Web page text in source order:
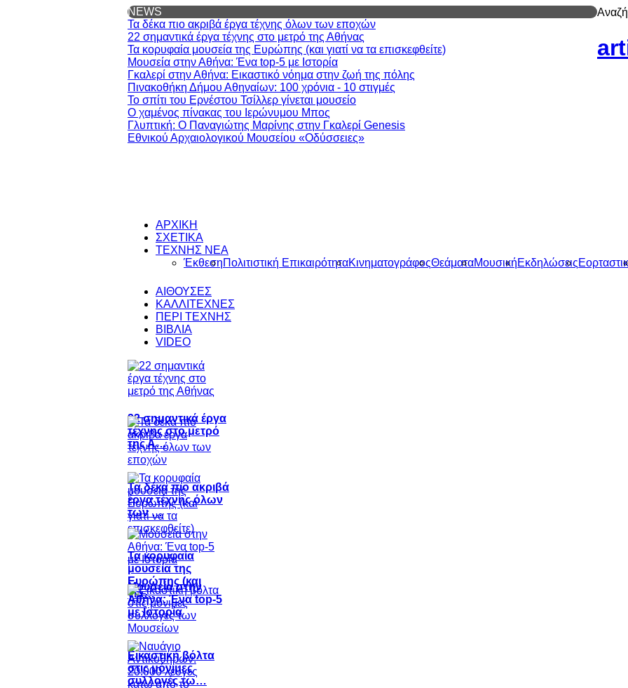
NEWS
Τα δέκα πιο ακριβά έργα τέχνης όλων των εποχών
22 σημαντικά έργα τέχνης στο μετρό της Αθήνας
Τα κορυφαία μουσεία της Ευρώπης (και γιατί να τα επισκεφθείτε)
Μουσεία στην Αθήνα: Ένα top-5 με Ιστορία
Γκαλερί στην Αθήνα: Εικαστικό νόημα στην ζωή της πόλης
Πινακοθήκη Δήμου Αθηναίων: 100 χρόνια - 10 στιγμές
Το σπίτι του Ερνέστου Τσίλλερ γίνεται μουσείο
Ο χαμένος πίνακας του Ιερώνυμου Μπος
Γλυπτική: Ο Παναγιώτης Μαρίνης στην Γκαλερί Genesis
Εθνικού Αρχαιολογικού Μουσείου «Οδύσσειες»
ΑΡΧΙΚΗ
ΣΧΕΤΙΚΑ
ΤΕΧΝΗΣ ΝΕΑ
ΈκθεσηΠολιτιστική ΕπικαιρότηταΚινηματογράφοςΘεάματαΜουσικήΕκδηλώσεις
ΑΙΘΟΥΣΕΣ
ΚΑΛΛΙΤΕΧΝΕΣ
ΠΕΡΙ ΤΕΧΝΗΣ
ΒΙΒΛΙΑ
VIDEO
22 σημαντικά έργα
τέχνης στο μετρό
της Α…
Τα δέκα πιο ακριβά
έργα τέχνης όλων
των …
Τα κορυφαία
μουσεία της
Ευρώπης (και
για…
Μουσεία στην
Αθήνα: Ένα top-5
με Ιστορία
Εικαστική βόλτα
στις μόνιμες
συλλογές τω…